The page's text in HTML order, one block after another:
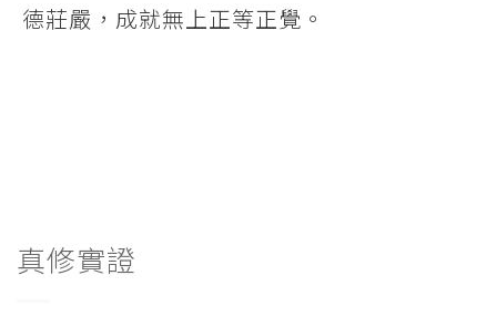
德莊嚴，成就無上正等正覺。
真修實證